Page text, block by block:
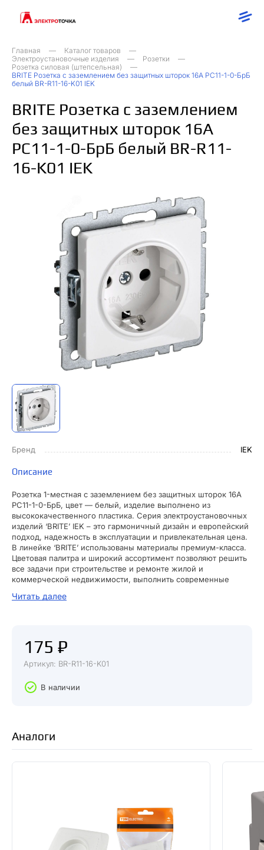
Главная
Каталог товаров
Электроустановочные изделия
Розетки
Розетка силовая (штепсельная)
BRITE Розетка с заземлением без защитных шторок 16А РС11-1-0-БрБ
белый BR-R11-16-K01 IEK
BRITE Розетка с заземлением
без защитных шторок 16А
РС11-1-0-БрБ белый BR-R11-
16-K01 IEK
Бренд IEK
Описание
Розетка 1-местная с заземлением без защитных шторок 16А
РС11-1-0-БрБ, цвет — белый, изделие выполнено из
высококачественного пластика. Серия электроустановочных
изделий ‘BRITE’ IEK – это гармоничный дизайн и европейский
подход, надежность в эксплуатации и привлекательная цена.
В линейке ‘BRITE’ использованы материалы премиум-класса.
Цветовая палитра и широкий ассортимент позволяют решить
все задачи при строительстве и ремонте жилой и
коммерческой недвижимости, выполнить современные
Читать далее
175 ₽
Артикул: BR-R11-16-K01
В наличии
Аналоги